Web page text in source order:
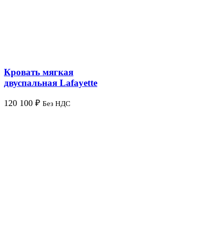
Кровать мягкая
двуспальная Lafayette
120 100 ₽ Без НДС